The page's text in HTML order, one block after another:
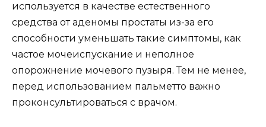
используется в качестве естественного
средства от аденомы простаты из-за его
способности уменьшать такие симптомы, как
частое мочеиспускание и неполное
опорожнение мочевого пузыря. Тем не менее,
перед использованием пальметто важно
проконсультироваться с врачом.